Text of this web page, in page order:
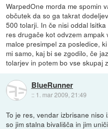
WarpedOne morda me spomin
občutek da so ga takrat
500 tolarji. In če nisi oddal
res drugače kot odvzem
malce presimpel za posledice,
mi samo, kaj bi se zgodilo, če
tolarjev in potem bo vse skupaj
BlueRunner
:: 1. mar 2009, 21:49
To je res, vendar izbrisane
so jim stalna bivališča in jim